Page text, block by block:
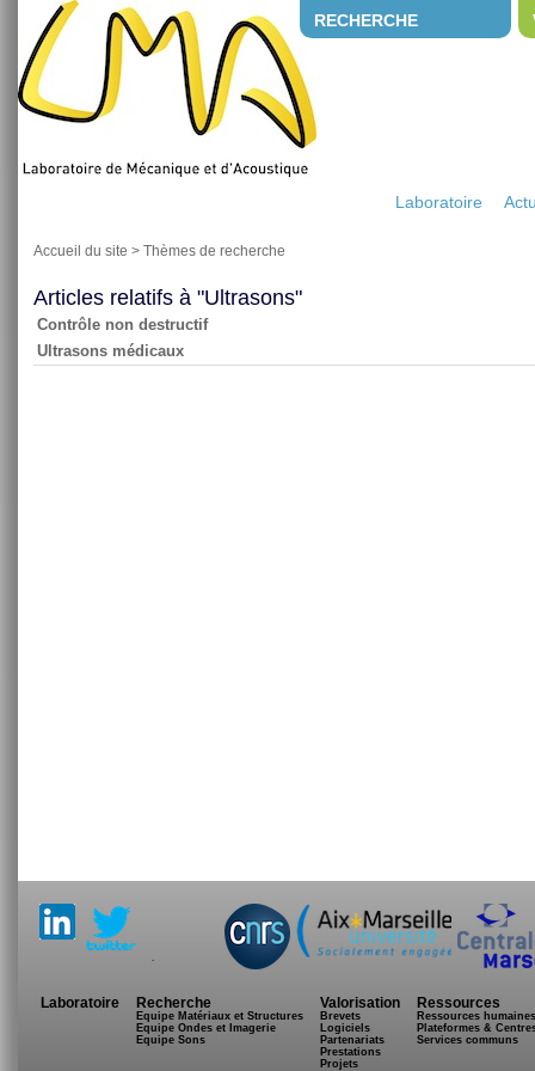
RECHERCHE
Laboratoire
Accueil du site > Thèmes de recherche
Articles relatifs à "Ultrasons"
Contrôle non destructif
Ultrasons médicaux
.
Laboratoire Recherche
Equipe Matériaux et Structures
Equipe Ondes et Imagerie
Equipe Sons
Valorisation
Brevets
Logiciels
Partenariats
Prestations
Projets
Ressources
Ressources humaines
Plateformes &
Services communs